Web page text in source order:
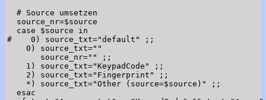
  # Source umsetzen
  source_nr=$source
  case $source in
#    0) source_txt="default" ;;
    0) source_txt=""
       source_nr="" ;;
    1) source_txt="KeypadCode" ;;
    2) source_txt="Fingerprint" ;;
    *) source_txt="Other (source=$source)" ;;
  esac